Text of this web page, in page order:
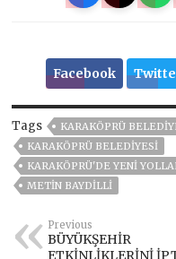
Facebook
Tags
KARAKÖPRÜ
KARAKÖPRÜ BELEDİYESİ
KARAKÖPRÜ'DE YENİ
METİN BAYDİLLİ
Previous
BÜYÜKŞEHİR
ETKİNLİKLERİNİ